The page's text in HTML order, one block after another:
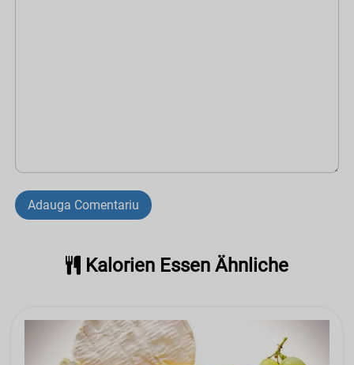
Adauga Comentariu
Kalorien Essen Ähnliche